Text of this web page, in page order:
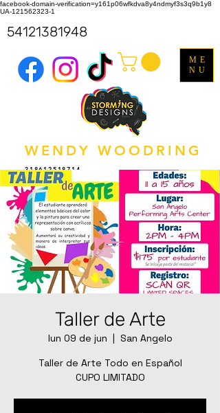
facebook-domain-verification=y161p06wfkdva8y4ndmyf3s3q9b1y8
UA-121562323-1
WENDY WOODRING
318612518714
ME
NU
54121381948
Taller de Arte
lun 09 de jun
  |
San Angelo
Taller de Arte Todo en Español
CUPO LIMITADO